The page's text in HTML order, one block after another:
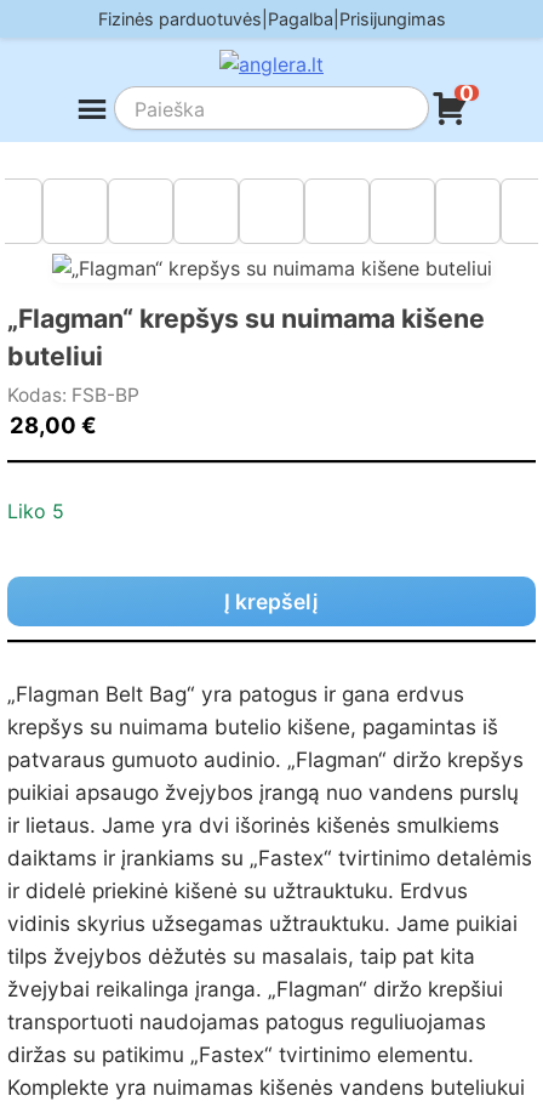
to
Fizinės parduotuvės Pagalba Prisijungimas
0
„Flagman“ krepšys su nuimama kišene
buteliui
Kodas: FSB-BP
28,00 €
Liko 5
Į krepšelį
„Flagman Belt Bag“ yra patogus ir gana erdvus
krepšys su nuimama butelio kišene, pagamintas iš
patvaraus gumuoto audinio. „Flagman“ diržo krepšys
puikiai apsaugo žvejybos įrangą nuo vandens purslų
ir lietaus. Jame yra dvi išorinės kišenės smulkiems
daiktams ir įrankiams su „Fastex“ tvirtinimo detalėmis
ir didelė priekinė kišenė su užtrauktuku. Erdvus
vidinis skyrius užsegamas užtrauktuku. Jame puikiai
tilps žvejybos dėžutės su masalais, taip pat kita
žvejybai reikalinga įranga. „Flagman“ diržo krepšiui
transportuoti naudojamas patogus reguliuojamas
diržas su patikimu „Fastex“ tvirtinimo elementu.
Komplekte yra nuimamas kišenės vandens buteliukui